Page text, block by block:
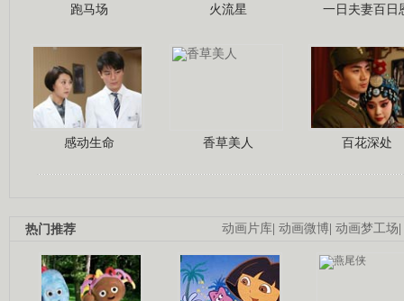
跑马场 火流星 一日夫妻百日
感动生命 香草美人 百花深处
动画片库| 动画微博| 动画梦工场|
热门推荐